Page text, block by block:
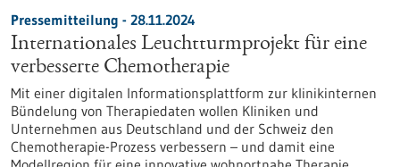
Pressemitteilung - 28.11.2024
Internationales Leuchtturmprojekt für eine
verbesserte Chemotherapie
Mit einer digitalen Informationsplattform zur klinikinternen
Bündelung von Therapiedaten wollen Kliniken und
Unternehmen aus Deutschland und der Schweiz den
Chemotherapie-Prozess verbessern – und damit eine